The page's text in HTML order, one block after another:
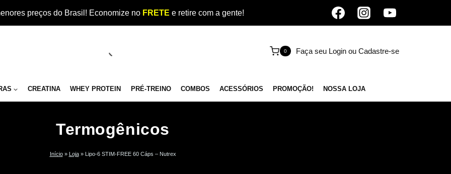
preços do Brasil! Economize no FRETE e retire com a gente!
0 Faça seu Login ou Cadastre-se
CREATINA WHEY PROTEIN PRÉ-TREINO COMBOS ACESSÓRIOS PROMOÇÃO! NOSSA LOJA
Termogênicos
Início» Loja» Lipo-6 STIM-FREE 60 Cáps – Nutrex